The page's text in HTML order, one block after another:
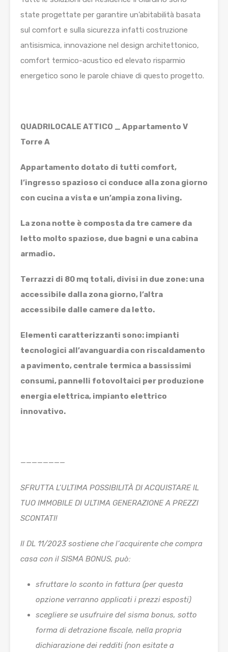
state progettate per garantire un’abitabilità basata
sul comfort e sulla sicurezza infatti costruzione
antisismica, innovazione nel design architettonico,
comfort termico-acustico ed elevato risparmio
energetico sono le parole chiave di questo progetto.
QUADRILOCALE ATTICO _ Appartamento V
Torre A
Appartamento dotato di tutti comfort,
l’ingresso spazioso ci conduce alla zona giorno
con cucina a vista e un’ampia zona living.
La zona notte è composta da tre camere da
letto molto spaziose, due bagni e una cabina
armadio.
Terrazzi di 80 mq totali, divisi in due zone: una
accessibile dalla zona giorno, l’altra
accessibile dalle camere da letto.
Elementi caratterizzanti sono: impianti
tecnologici all’avanguardia con riscaldamento
a pavimento, centrale termica a bassissimi
consumi, pannelli fotovoltaici per produzione
energia elettrica, impianto elettrico
innovativo.
————————
SFRUTTA L’ULTIMA POSSIBILITÀ DI ACQUISTARE IL
TUO IMMOBILE DI ULTIMA GENERAZIONE A PREZZI
SCONTATI!
Il DL 11/2023 sostiene che l’acquirente che compra
casa con il SISMA BONUS, può:
sfruttare lo sconto in fattura (per questa
opzione verranno applicati i prezzi esposti)
scegliere se usufruire del sisma bonus, sotto
forma di detrazione fiscale, nella propria
dichiarazione dei redditi (non esitate a